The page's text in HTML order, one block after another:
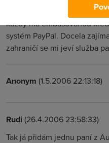
jsou ochotni prodávat do
každý má embasovanou
systém PayPal. Docela
zahraničí se mi jeví služba
Anonym (1.5.2006 22:13:18)
Rudi (26.4.2006 23:58:33)
Tak já přidám jednu paní z